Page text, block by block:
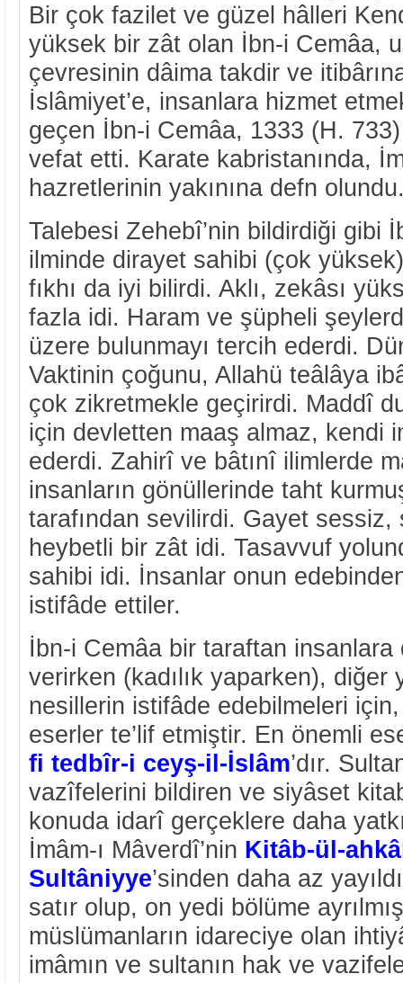
Bir çok fazilet ve güzel hâlleri
yüksek bir zât olan İbn-i Cemâa,
çevresinin dâima takdir ve
İslâmiyet’e, insanlara hizmet
geçen İbn-i Cemâa, 1333 (H. 733)
vefat etti. Karate kabristanında,
hazretlerinin yakınına defn
Talebesi Zehebî’nin bildirdiği gibi
ilminde dirayet sahibi (çok
fıkhı da iyi bilirdi. Aklı, zekâsı
fazla idi. Haram ve şüpheli
üzere bulunmayı tercih ederdi.
Vaktinin çoğunu, Allahü teâlâya
çok zikretmekle geçirirdi. Maddî
için devletten maaş almaz, kendi
ederdi. Zahirî ve bâtınî ilimlerde
insanların gönüllerinde taht
tarafından sevilirdi. Gayet
heybetli bir zât idi. Tasavvuf
sahibi idi. İnsanlar onun
istifâde ettiler.
İbn-i Cemâa bir taraftan
verirken (kadılık yaparken), diğer
nesillerin istifâde edebilmeleri
eserler te’lif etmiştir. En önemli
fi tedbîr-i ceyş-il-İslâm’dır.
vazîfelerini bildiren ve siyâset
konuda idarî gerçeklere daha
İmâm-ı Mâverdî’nin Kitâb-ül-
Sultâniyye’sinden daha az
satır olup, on yedi bölüme
müslümanların idareciye olan
imâmın ve sultanın hak ve